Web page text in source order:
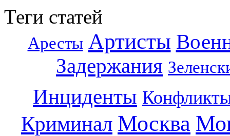
Теги статей
Аресты Артисты
Задержания
Инциденты
Криминал Москва